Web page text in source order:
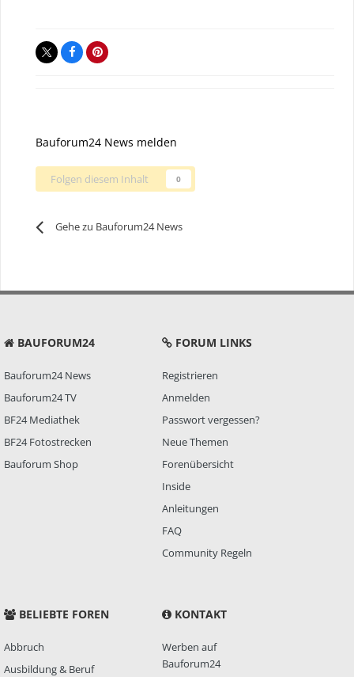
Bauforum24 News melden
Folgen diesem Inhalt 0
Gehe zu Bauforum24 News
BAUFORUM24
Bauforum24 News
Bauforum24 TV
BF24 Mediathek
BF24 Fotostrecken
Bauforum Shop
FORUM LINKS
Registrieren
Anmelden
Passwort vergessen?
Neue Themen
Forenübersicht
Inside
Anleitungen
FAQ
Community Regeln
BELIEBTE FOREN
Abbruch
Ausbildung & Beruf
KONTAKT
Werben auf
Bauforum24